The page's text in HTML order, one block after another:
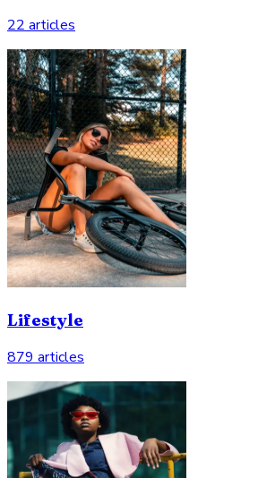
22 articles
Lifestyle
879 articles